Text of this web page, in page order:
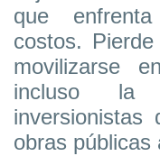
que
costos.
movilizarse
incluso la
inversionistas
obras públicas